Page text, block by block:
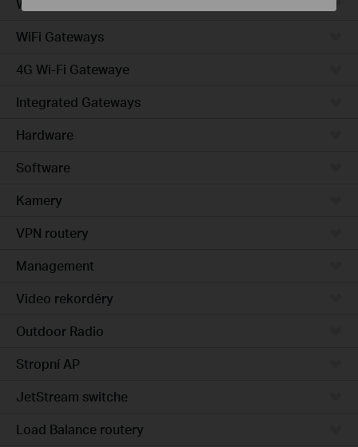
Wired Gateways
WiFi Gateways
4G Wi-Fi Gatewaye
Integrated Gateways
Hardware
Software
Kamery
VPN routery
Management
Video rekordéry
Outdoor Radio
Stropní AP
JetStream switche
Load Balance routery